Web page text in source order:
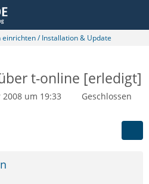
/ Installation & Update
t-online [erledigt]
2008 um 19:33
Geschlossen